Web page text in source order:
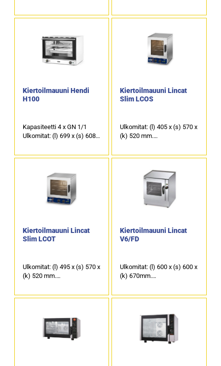
GN 1/1 astioille.
leipomopelleille.
Tuotekoodi: 922.
GN 1/1 astioille.
johteet 600 x 400 mm
leipomopelleille.
Tuotekoodi: 923.
Kiertoilmauuni Hendi
H100
Kapasiteetti 4 x GN 1/1
Ulkomitat: (l) 699 x (s) 608 x
Sähköteho 3,5kW / 230V
Kiertoilmauuni Lincat
Slim LCOS
Ulkomitat: (l) 405 x (s) 570 x
(k) 520 mm.
Kapasiteetti: 4 x GN-astia
Vakiovarusteena mukana 2
kpl uuniritilöitä.
Tuotekoodi: 984.
Kiertoilmauuni Lincat
Slim LCOT
Ulkomitat: (l) 495 x (s) 570 x
(k) 520 mm.
Kapasiteetti: 4 x GN-astia
kpl uuniritilöitä.
Tuotekoodi:
Kiertoilmauuni Lincat
V6/FD
Ulkomitat: (l) 600 x (s) 600 x
(k) 670mm.
Vakiona mukana 2 kpl
2/3 astiaa.
Tuotekoodi: 900.